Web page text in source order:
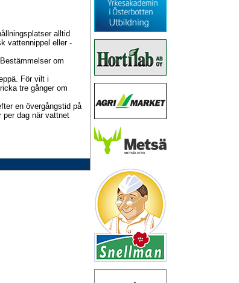
alltid
vattennippel eller -
om
För vilt i
tre gånger om
en övergångstid på
per dag när vattnet